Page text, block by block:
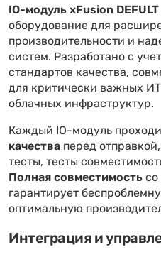
IO-модуль xFusion DEFULT
оборудование для
производительности и
систем. Разработано с
стандартов качества,
для критически важных
облачных инфраструктур.
Каждый IO-модуль
качества перед
тесты, тесты
Полная совместимость
гарантирует
оптимальную
Интеграция и